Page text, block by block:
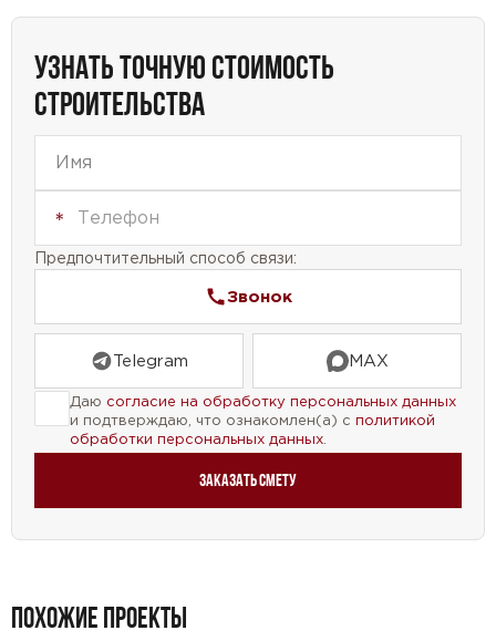
идеальным выбором для тех, кто хочет создать
УЗНАТЬ ТОЧНУЮ СТОИМОСТЬ
СТРОИТЕЛЬСТВА
Предпочтительный способ связи:
Звонок
Telegram MAX
Даю согласие на обработку персональных данных
и подтверждаю, что ознакомлен(а) с политикой
обработки персональных данных
Заказать смету
ПОХОЖИЕ ПРОЕКТЫ